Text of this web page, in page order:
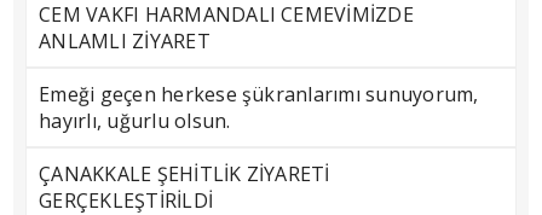
CEM VAKFI HARMANDALI CEMEVİMİZDE
ANLAMLI ZİYARET
Emeği geçen herkese şükranlarımı sunuyorum,
hayırlı, uğurlu olsun.
ÇANAKKALE ŞEHİTLİK ZİYARETİ
GERÇEKLEŞTİRİLDİ